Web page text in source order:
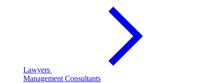
Lawyers
Management Consultants